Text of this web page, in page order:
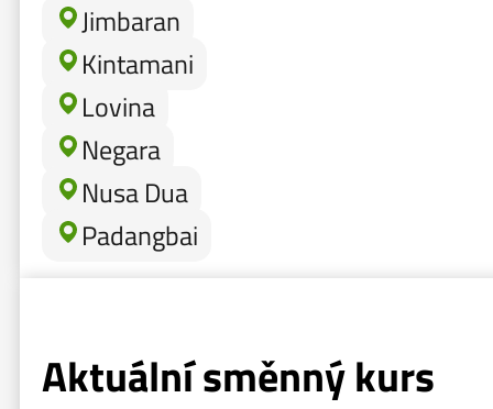
Jimbaran
Kintamani
Lovina
Negara
Nusa Dua
Padangbai
Aktuální směnný kurs